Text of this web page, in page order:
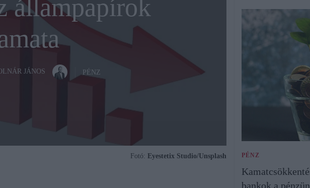
állampapírok
JÁNOS PÉNZ
Fotó: Eyestetix Studio/Unsplash PÉNZ
bankok a